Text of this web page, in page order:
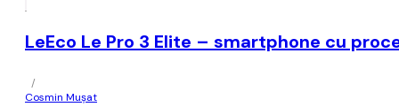
LeEco Le Pro 3 Elite – smartphone cu
/
Cosmin Mușat